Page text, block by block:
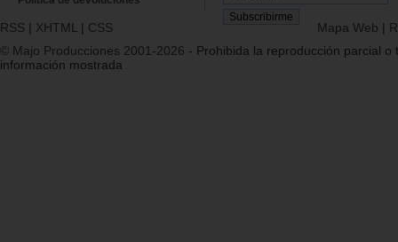
RSS | XHTML | CSS Mapa Web |
© Majo Producciones 2001-2026 - Prohibida la reproducción parcial o
información mostrada